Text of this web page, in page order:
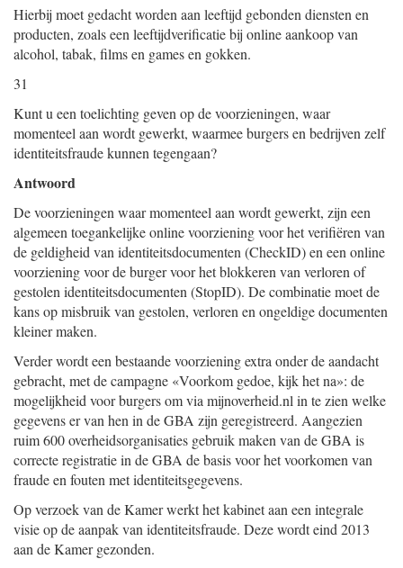
Hierbij moet gedacht worden aan leeftijd gebonden diensten en
producten, zoals een leeftijdverificatie bij online aankoop van
alcohol, tabak, films en games en gokken.
31
Kunt u een toelichting geven op de voorzieningen, waar
momenteel aan wordt gewerkt, waarmee burgers en bedrijven zelf
identiteitsfraude kunnen tegengaan?
Antwoord
De voorzieningen waar momenteel aan wordt gewerkt, zijn een
algemeen toegankelijke online voorziening voor het verifiëren van
de geldigheid van identiteitsdocumenten (CheckID) en een online
voorziening voor de burger voor het blokkeren van verloren of
gestolen identiteitsdocumenten (StopID). De combinatie moet de
kans op misbruik van gestolen, verloren en ongeldige documenten
kleiner maken.
Verder wordt een bestaande voorziening extra onder de aandacht
gebracht, met de campagne «Voorkom gedoe, kijk het na»: de
mogelijkheid voor burgers om via mijnoverheid.nl in te zien welke
gegevens er van hen in de GBA zijn geregistreerd. Aangezien
ruim 600 overheidsorganisaties gebruik maken van de GBA is
correcte registratie in de GBA de basis voor het voorkomen van
fraude en fouten met identiteitsgegevens.
Op verzoek van de Kamer werkt het kabinet aan een integrale
visie op de aanpak van identiteitsfraude. Deze wordt eind 2013
aan de Kamer gezonden.